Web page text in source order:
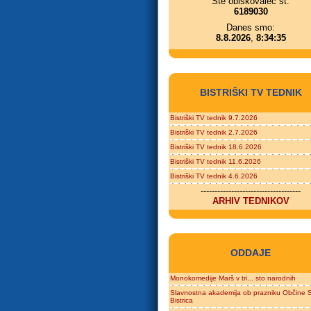
6189030
Danes smo:
8.8.2026, 8:34:35
BISTRIŠKI TV TEDNIK
Bistriški TV tednik 9.7.2026
Bistriški TV tednik 2.7.2026
Bistriški TV tednik 18.6.2026
Bistriški TV tednik 11.6.2026
Bistriški TV tednik 4.6.2026
------------------------------------
ARHIV TEDNIKOV
ODDAJE
Monokomedije Marš v tri... sto narodnih
Slavnostna akademija ob prazniku Občine
Bistrica